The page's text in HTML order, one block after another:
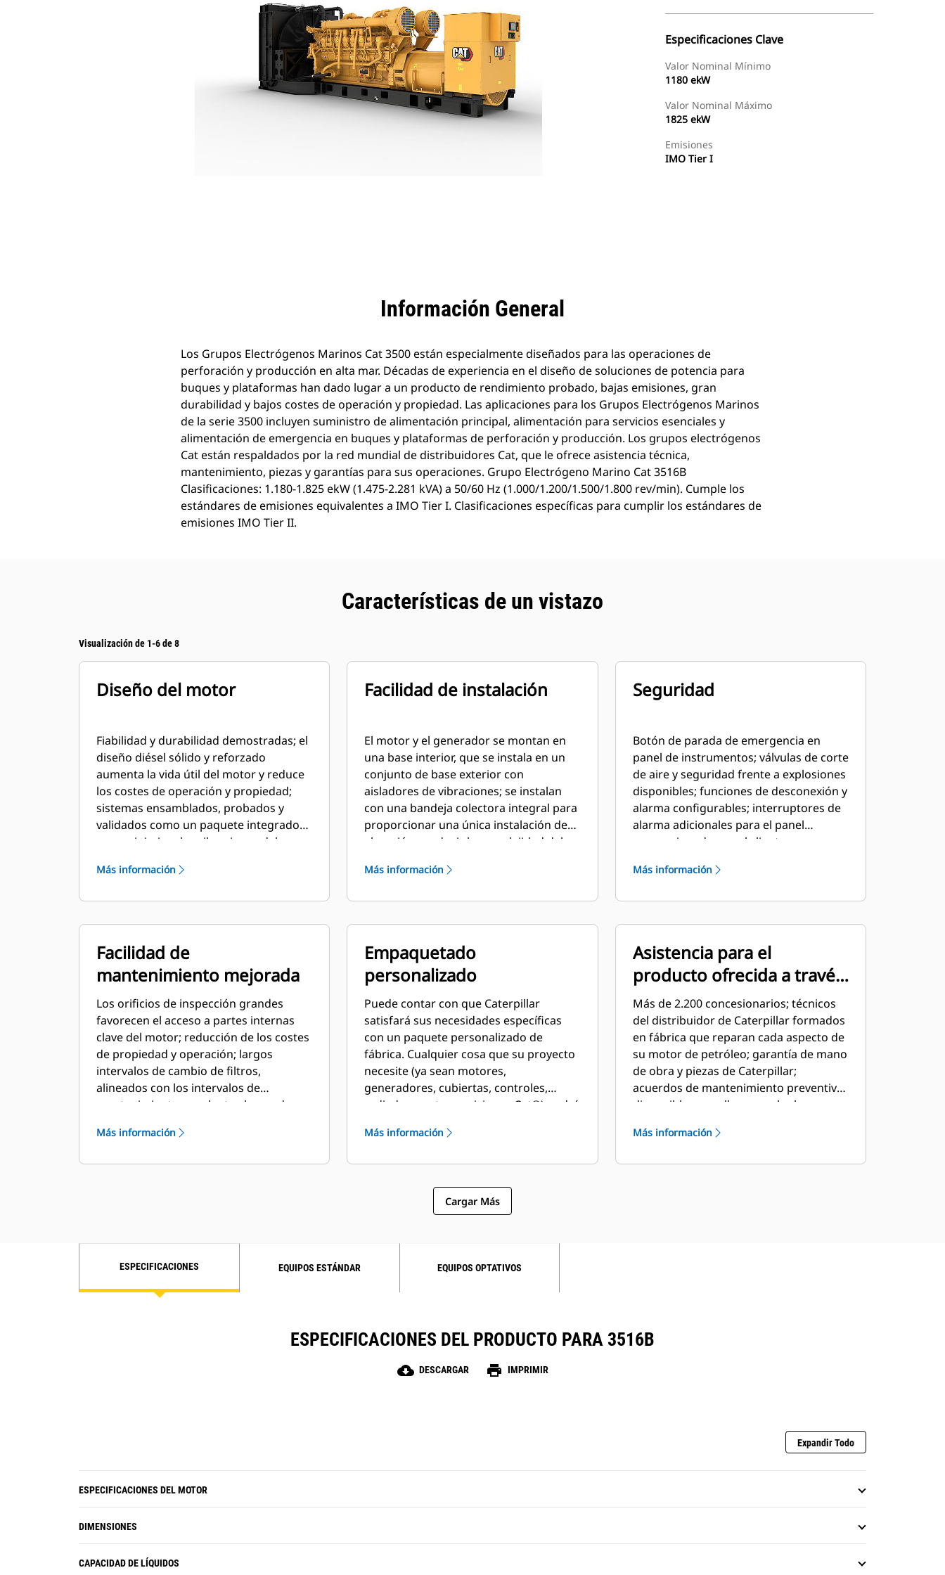
Especificaciones Clave
Valor Nominal Mínimo
1180 ekW
Valor Nominal Máximo
1825 ekW
Emisiones
IMO Tier I
Información General
Los Grupos Electrógenos Marinos Cat 3500 están especialmente diseñados para las operaciones de
perforación y producción en alta mar. Décadas de experiencia en el diseño de soluciones de potencia para
buques y plataformas han dado lugar a un producto de rendimiento probado, bajas emisiones, gran
durabilidad y bajos costes de operación y propiedad. Las aplicaciones para los Grupos Electrógenos Marinos
de la serie 3500 incluyen suministro de alimentación principal, alimentación para servicios esenciales y
alimentación de emergencia en buques y plataformas de perforación y producción. Los grupos electrógenos
Cat están respaldados por la red mundial de distribuidores Cat, que le ofrece asistencia técnica,
mantenimiento, piezas y garantías para sus operaciones. Grupo Electrógeno Marino Cat 3516B
Clasificaciones: 1.180-1.825 ekW (1.475-2.281 kVA) a 50/60 Hz (1.000/1.200/1.500/1.800 rev/min). Cumple los
estándares de emisiones equivalentes a IMO Tier I. Clasificaciones específicas para cumplir los estándares de
emisiones IMO Tier II.
Características de un vistazo
Visualización de 1-6 de 8
Diseño del motor
Fiabilidad y durabilidad demostradas; el
diseño diésel sólido y reforzado
aumenta la vida útil del motor y reduce
los costes de operación y propiedad;
sistemas ensamblados, probados y
validados como un paquete integrado
para minimizar las vibraciones del
componentes individuales; densidad de
en las aplicaciones de yacimientos
petrolíferos; componentes principales
del motor diseñados para su
reacondicionamiento y reutilización con
Más información
Facilidad de instalación
El motor y el generador se montan en
una base interior, que se instala en un
conjunto de base exterior con
aisladores de vibraciones; se instalan
con una bandeja colectora integral para
proporcionar una única instalación de
elevación y reducir la complejidad del
Más información
Seguridad
Botón de parada de emergencia en
panel de instrumentos; válvulas de corte
de aire y seguridad frente a explosiones
disponibles; funciones de desconexión y
alarma configurables; interruptores de
alarma adicionales para el panel
proporcionado por el cliente
Más información
Facilidad de
mantenimiento mejorada
Los orificios de inspección grandes
favorecen el acceso a partes internas
clave del motor; reducción de los costes
de propiedad y operación; largos
intervalos de cambio de filtros,
alineados con los intervalos de
mantenimiento; excelente ahorro de
electrónicos de inyección directa miden
Más información
Empaquetado
personalizado
Puede contar con que Caterpillar
satisfará sus necesidades específicas
con un paquete personalizado de
fábrica. Cualquier cosa que su proyecto
necesite (ya sean motores,
generadores, cubiertas, controles,
radiadores o transmisiones Cat®) podrá
personalizada para crear una solución
están cubiertos por una garantía de un
año después del arranque. Pruebas -
plena carga para garantizar un
Más información
Asistencia para el
producto ofrecida a través
de la red global de
distribuidores Cat
Más de 2.200 concesionarios; técnicos
del distribuidor de Caterpillar formados
en fábrica que reparan cada aspecto de
su motor de petróleo; garantía de mano
de obra y piezas de Caterpillar;
acuerdos de mantenimiento preventivo
disponibles para llevar a cabo las
produzcan averías; programa S•O•SSM
Más información
Cargar Más
ESPECIFICACIONES EQUIPOS ESTÁNDAR EQUIPOS OPTATIVOS
ESPECIFICACIONES DEL PRODUCTO PARA 3516B
cloud_download DESCARGAR print IMPRIMIR
Expandir Todo
ESPECIFICACIONES DEL MOTOR
DIMENSIONES
CAPACIDAD DE LÍQUIDOS